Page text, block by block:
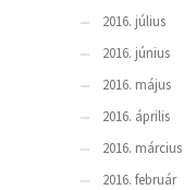
2016. július
2016. június
2016. május
2016. április
2016. március
2016. február